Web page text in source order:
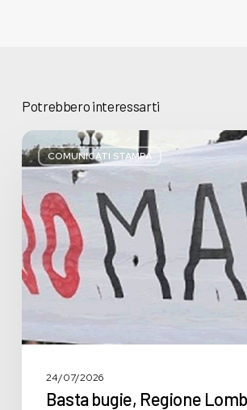
Potrebbero interessarti
COMUNICATI STAMPA
Basta
bugie,
Regione
Lombardia
pratica
l’antimafia
solo
a
parole
24/07/2026
Basta bugie, Regione